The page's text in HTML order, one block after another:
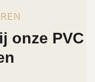
onze PVC